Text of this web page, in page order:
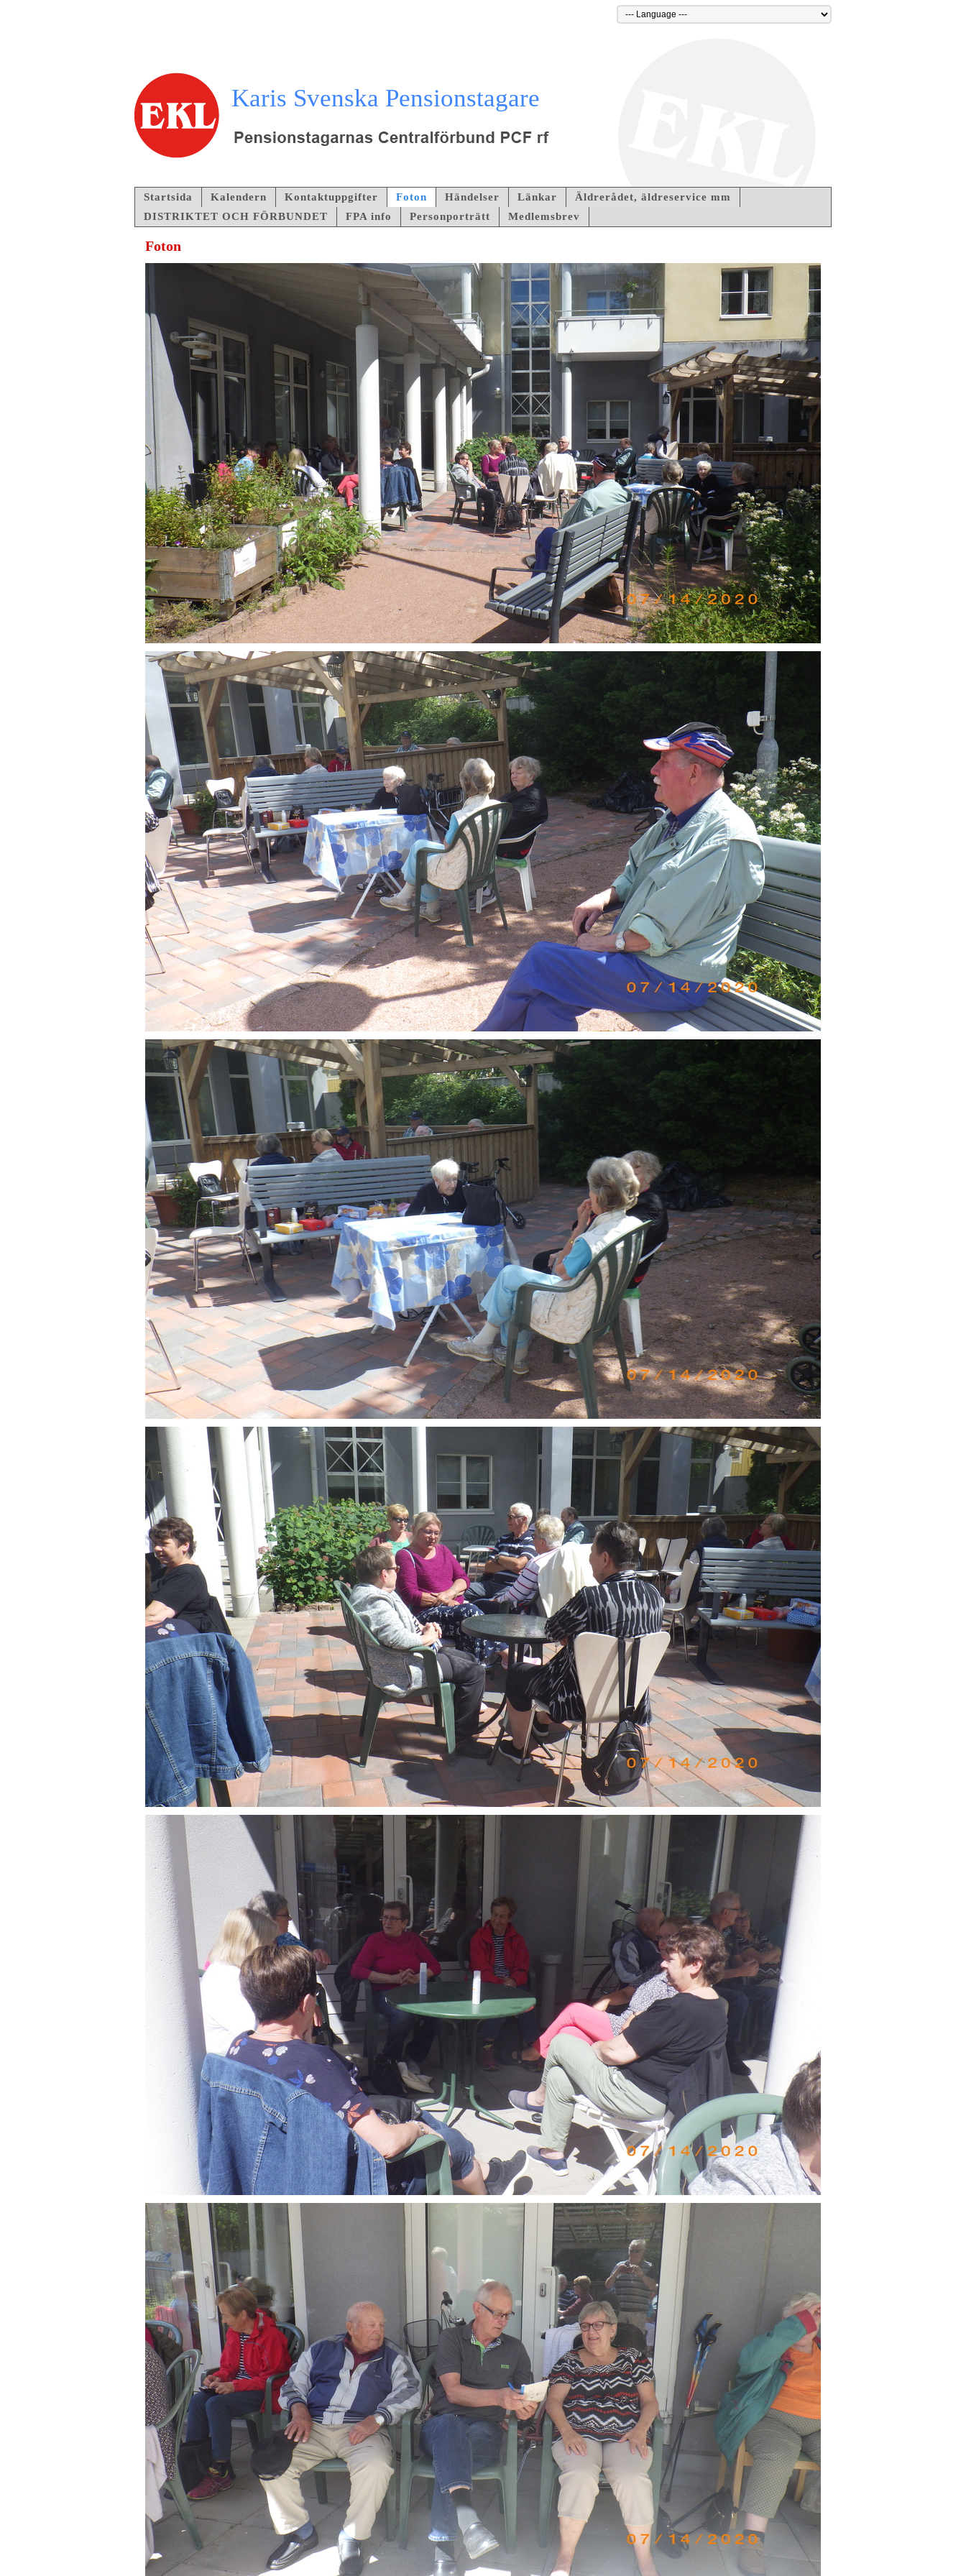
Karis Svenska Pensionstagare
Startsida Kalendern Kontaktuppgifter Foton Händelser Länkar
Äldrerådet, äldreservice mm
DISTRIKTET OCH FÖRBUNDET
FPA info Personporträtt Medlemsbrev
Foton